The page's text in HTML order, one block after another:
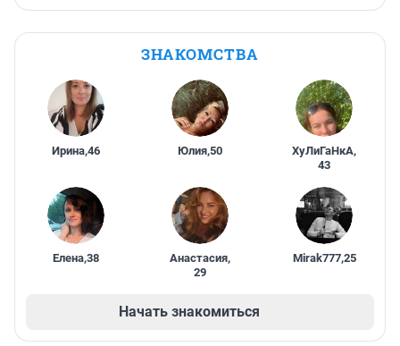
ЗНАКОМСТВА
Ирина,46 Юлия,50 ХуЛиГаНкА,
43
Елена,38 Анастасия,
29
Mirak777,25
Начать знакомиться